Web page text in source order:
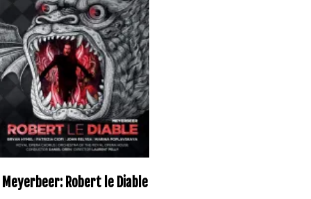
Meyerbeer: Robert le Diable